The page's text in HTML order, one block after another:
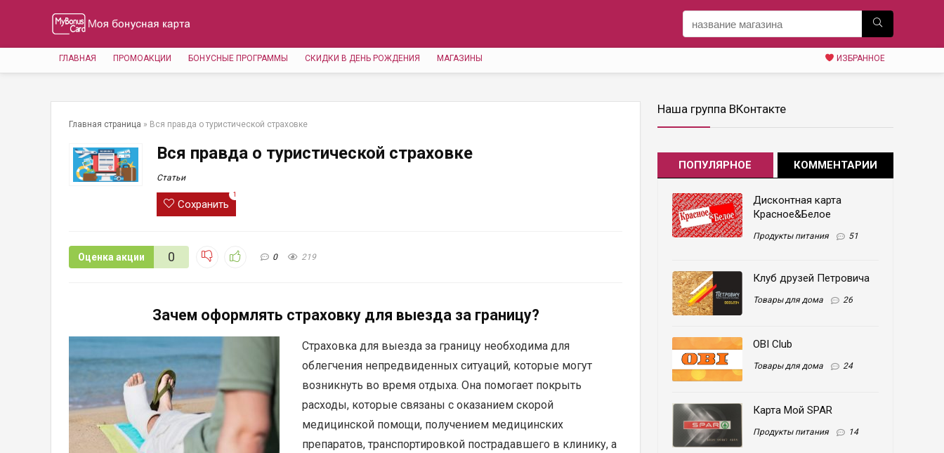
ГЛАВНАЯ ПРОМОАКЦИИ БОНУСНЫЕ ПРОГРАММЫ СКИДКИ В ДЕНЬ РОЖДЕНИЯ МАГАЗИНЫ ИЗБРАННОЕ
Главная страница » Вся правда о туристической страховке
Вся правда о туристической страховке
Статьи
Сохранить
1
Оценка акции 0 0 219
Зачем оформлять страховку для выезда за границу?
Страховка для выезда за границу необходима для
облегчения непредвиденных ситуаций, которые могут
возникнуть во время отдыха. Она помогает покрыть
расходы, которые связаны с оказанием скорой
медицинской помощи, получением медицинских
препаратов, транспортировкой пострадавшего в клинику, а
Наша группа ВКонтакте
ПОПУЛЯРНОЕ КОММЕНТАРИИ
Дисконтная карта
Красное&Белое
Продукты питания 51
Клуб друзей Петровича
Товары для дома 26
OBI Club
Товары для дома 24
Карта Мой SPAR
Продукты питания 14